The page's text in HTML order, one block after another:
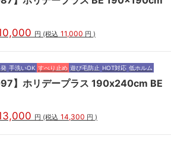
円 (税込 11,000 円 )
手洗いOK すべり止め 遊び毛防止 HOT対応 低ホルム
】ホリデープラス 190x240cm BE
円 (税込 14,300 円 )